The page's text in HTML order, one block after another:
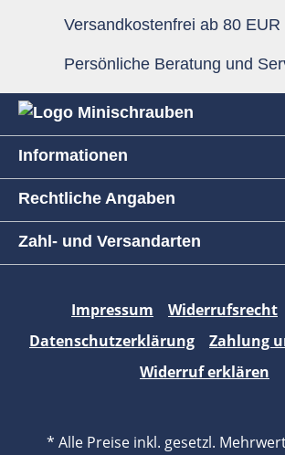
Versandkostenfrei ab 80 EUR
Persönliche Beratung und
Informationen
Rechtliche Angaben
Zahl- und Versandarten
Impressum Widerrufsrecht
Datenschutzerklärung
Zahlung
Widerruf erklären
* Alle Preise inkl. gesetzl.